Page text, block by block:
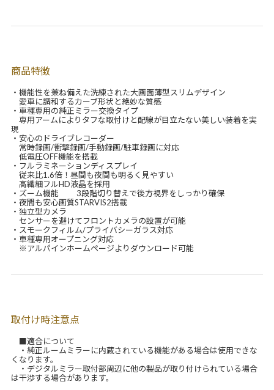
商品特徴
・機能性を兼ね備えた洗練された大画面薄型スリムデザイン
愛車に調和するカーブ形状と絶妙な質感
・車種専用の純正ミラー交換タイプ
専用アームによりタフな取付けと配線が目立たない美しい装着を実
現
・安心のドライブレコーダー
常時録画/衝撃録画/手動録画/駐車録画に対応
低電圧OFF機能を搭載
・フルラミネーションディスプレイ
従来比1.6倍！昼間も夜間も明るく見やすい
高繊細フルHD液晶を採用
・ズーム機能 3段階切り替えで後方視界をしっかり確保
・夜間も安心画質STARVIS2搭載
・独立型カメラ
センサーを避けてフロントカメラの設置が可能
・スモークフィルム/プライバシーガラス対応
・車種専用オープニング対応
※アルパインホームページよりダウンロード可能
取付け時注意点
■適合について
・純正ルームミラーに内蔵されている機能がある場合は使用できな
くなります。
・デジタルミラー取付部周辺に他の製品が取り付けられている場合
は干渉する場合があります。